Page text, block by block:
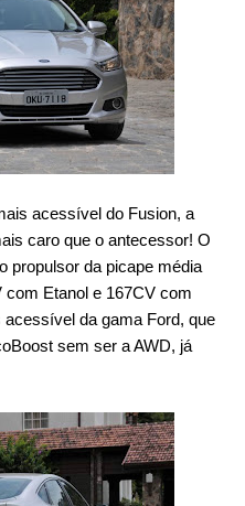
acessível do Fusion, a
caro que o antecessor! O
propulsor da picape média
com Etanol e 167CV com
da gama Ford, que
sem ser a AWD, já